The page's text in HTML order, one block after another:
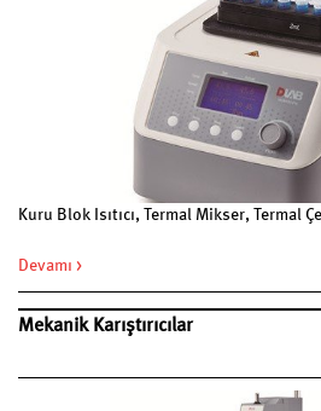
Kuru Blok Isıtıcı, Termal Mikser, Termal
Devamı >
Mekanik Karıştırıcılar